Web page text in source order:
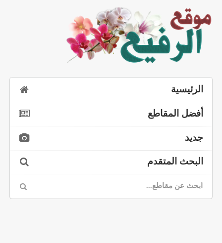
الرئيسية
أفضل المقاطع
جديد
البحث المتقدم